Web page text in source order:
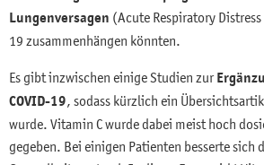
Lungenversagen (Acute Respiratory
19 zusammenhängen könnten.
Es gibt inzwischen einige Studien zur
COVID-19, sodass kürzlich ein
wurde. Vitamin C wurde dabei meist hoch
gegeben. Bei einigen Patienten besserte sich